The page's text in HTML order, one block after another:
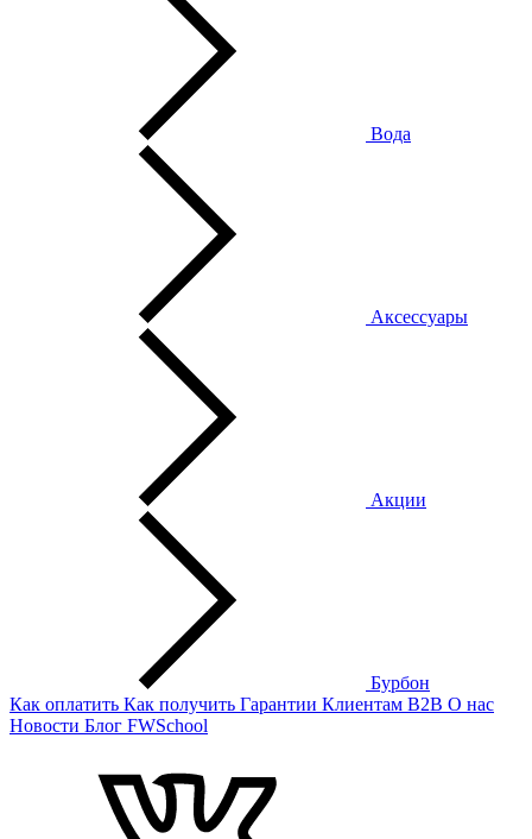
Вода
Аксессуары
Акции
Бурбон
Как оплатить Как получить Гарантии Клиентам B2B О нас
Новости Блог FWSchool